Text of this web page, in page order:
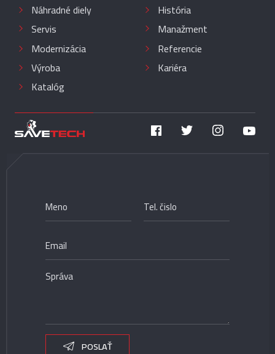
Náhradné diely
Servis
Modernizácia
Výroba
Katalóg
História
Manažment
Referencie
Kariéra
POSLAŤ